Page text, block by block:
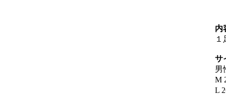
内
１
サ
男
M
L